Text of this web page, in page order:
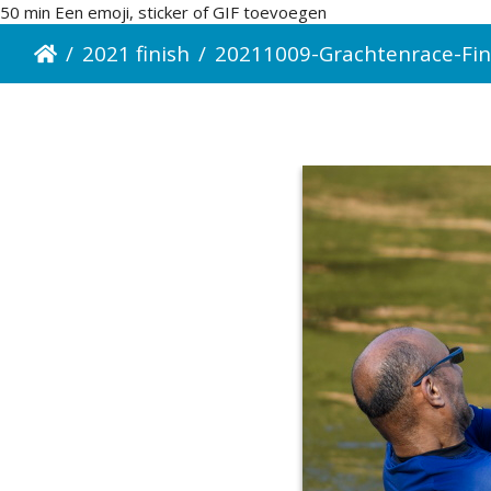
50 min Een emoji, sticker of GIF toevoegen
2021 finish 20211009-Grachtenrace-Finish-